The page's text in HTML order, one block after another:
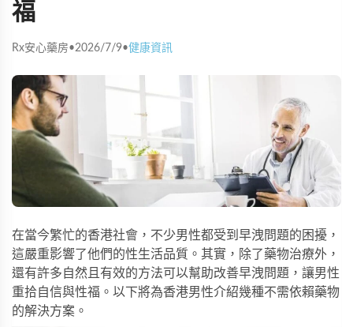
福
Rx安心藥房•2026/7/9•健康資訊
在當今繁忙的香港社會，不少男性都受到早洩問題的困擾，
這嚴重影響了他們的性生活品質。其實，除了藥物治療外，
還有許多自然且有效的方法可以幫助改善早洩問題，讓男性
重拾自信與性福。以下將為香港男性介紹幾種不需依賴藥物
的解決方案。